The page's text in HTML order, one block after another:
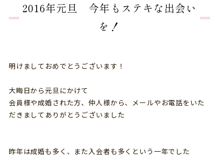
2016年元旦 今年もステキな出会い
を！
明けましておめでとうございます！
大晦日から元旦にかけて
会員様や成婚された方、仲人様から、メールやお電話をいた
だきましてありがとうございました
昨年は成婚も多く、また入会者も多くという一年でした